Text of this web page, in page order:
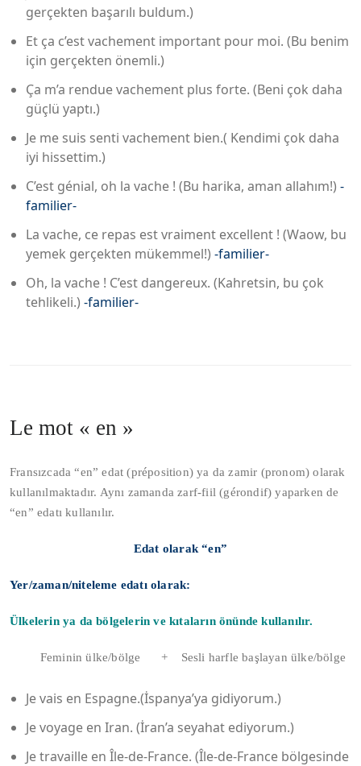
gerçekten başarılı buldum.)
Et ça c’est vachement important pour moi. (Bu benim
için gerçekten önemli.)
Ça m’a rendue vachement plus forte. (Beni çok daha
güçlü yaptı.)
Je me suis senti vachement bien.( Kendimi çok daha
iyi hissettim.)
C’est génial, oh la vache ! (Bu harika, aman allahım!) -
familier-
La vache, ce repas est vraiment excellent ! (Waow, bu
yemek gerçekten mükemmel!) -familier-
Oh, la vache ! C’est dangereux. (Kahretsin, bu çok
tehlikeli.) -familier-
Le mot « en »
Fransızcada “en” edat (préposition) ya da zamir (pronom) olarak
kullanılmaktadır. Aynı zamanda zarf-fiil (gérondif) yaparken de
“en” edatı kullanılır.
Edat olarak “en”
Yer/zaman/niteleme edatı olarak:
Ülkelerin ya da bölgelerin ve kıtaların önünde kullanılır.
Feminin ülke/bölge + Sesli harfle başlayan ülke/bölge
Je vais en Espagne.(İspanya’ya gidiyorum.)
Je voyage en Iran. (İran’a seyahat ediyorum.)
Je travaille en Île-de-France. (Île-de-France bölgesinde